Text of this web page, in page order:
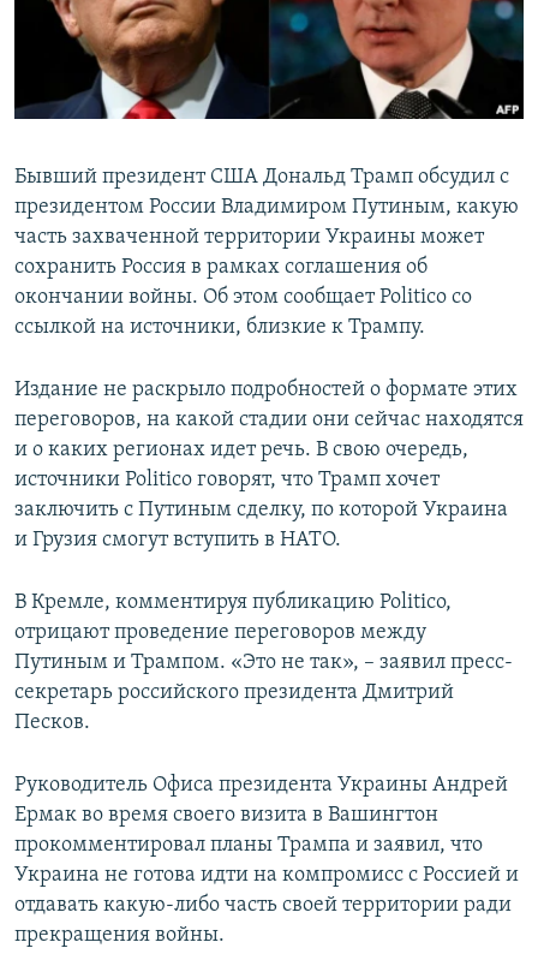
Бывший президент США Дональд Трамп обсудил с
президентом России Владимиром Путиным, какую
часть захваченной территории Украины может
сохранить Россия в рамках соглашения об
окончании войны. Об этом сообщает Politico со
ссылкой на источники, близкие к Трампу.
Издание не раскрыло подробностей о формате этих
переговоров, на какой стадии они сейчас находятся
и о каких регионах идет речь. В свою очередь,
источники Politico говорят, что Трамп хочет
заключить с Путиным сделку, по которой Украина
и Грузия смогут вступить в НАТО.
В Кремле, комментируя публикацию Politico,
отрицают проведение переговоров между
Путиным и Трампом. «Это не так», – заявил пресс-
секретарь российского президента Дмитрий
Песков.
Руководитель Офиса президента Украины Андрей
Ермак во время своего визита в Вашингтон
прокомментировал планы Трампа и заявил, что
Украина не готова идти на компромисс с Россией и
отдавать какую-либо часть своей территории ради
прекращения войны.